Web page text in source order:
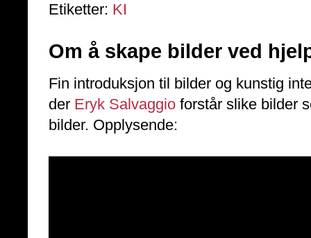
Etiketter: KI
Om å skape bilder ved
Fin introduksjon til bilder og kunstig
der Eryk Salvaggio forstår slike bilder
bilder. Opplysende: